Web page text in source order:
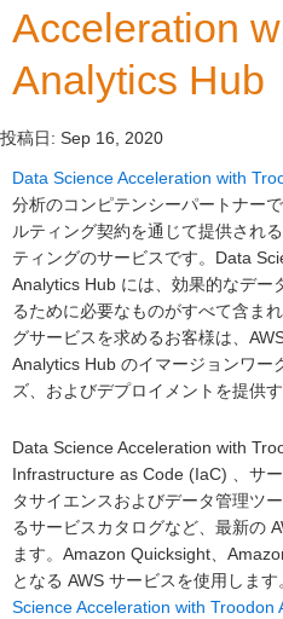
Acceleration
Analytics Hub
投稿日: Sep 16, 2020
Data Science Acceleration with
分析のコンピテンシーパートナー
ルティング契約を通じて提供され
ティングのサービスです。Data
Analytics Hub には、効果的なデー
るために必要なものがすべて含ま
グサービスを求めるお客様は、
Analytics Hub のイマージョンワー
ズ、およびデプロイメントを提供
Data Science Acceleration with
Infrastructure as Code (IaC) 、サ
タサイエンスおよびデータ管理ツ
るサービスカタログなど、最新の
ます。Amazon Quicksight、
となる AWS サービスを使用します
Science Acceleration with Troodon